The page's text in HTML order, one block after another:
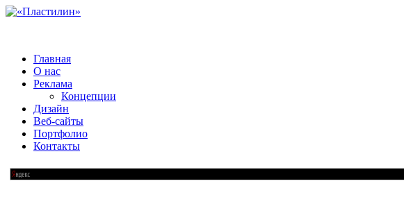
Главная
О нас
Реклама
Концепции
Дизайн
Веб-сайты
Портфолио
Контакты